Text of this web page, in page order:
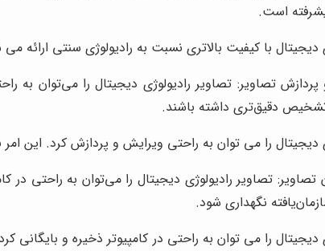
است.
دیجیتال با کیفیت بالاتری نسبت به رادیولوژی سنتی
تصاویر: تصاویر رادیولوژی دیجیتال را می‌توان به
دقیق‌تری داشته باشند.
دیجیتال را می توان به راحتی ویرایش و پردازش کرد. این
تصاویر رادیولوژی دیجیتال را می‌توان به راحتی
نگهداری شود.
دیجیتال را می توان به راحتی در کامپیوتر ذخیره و